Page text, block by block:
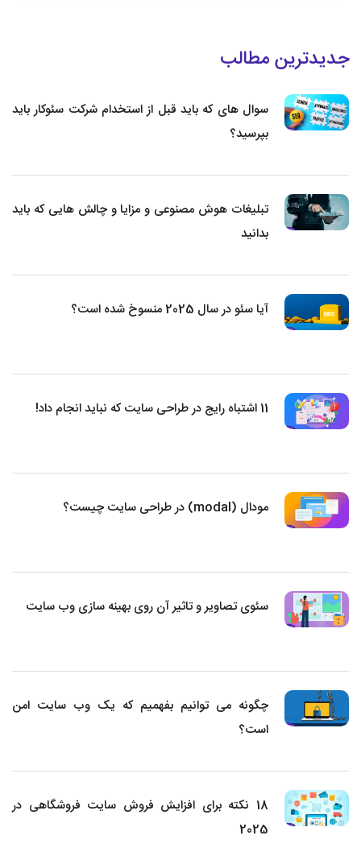
جدیدترین مطالب
سوال های که باید قبل از استخدام شرکت سئوکار باید
بپرسید؟
تبلیغات هوش مصنوعی و مزایا و چالش هایی که باید
بدانید
آیا سئو در سال 2025 منسوخ شده است؟
11 اشتباه رایج در طراحی سایت که نباید انجام داد!
مودال (modal) در طراحی سایت چیست؟
سئوی تصاویر و تاثیر آن روی بهینه سازی وب سایت
چگونه می توانیم بفهمیم که یک وب سایت امن
است؟
18 نکته برای افزایش فروش سایت فروشگاهی در
2025